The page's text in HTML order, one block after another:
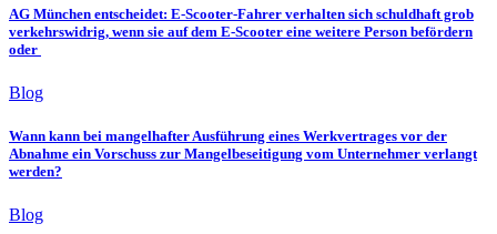
AG München entscheidet: E-Scooter-Fahrer verhalten sich schuldhaft grob
verkehrswidrig, wenn sie auf dem E-Scooter eine weitere Person befördern
oder
Blog
Wann kann bei mangelhafter Ausführung eines Werkvertrages vor der
Abnahme ein Vorschuss zur Mangelbeseitigung vom Unternehmer verlangt
werden?
Blog